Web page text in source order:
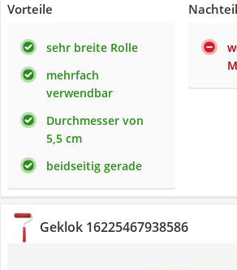
Vorteile
sehr breite Rolle
mehrfach
verwendbar
Durchmesser von
5,5 cm
beidseitig gerade
Geklok 16225467938586